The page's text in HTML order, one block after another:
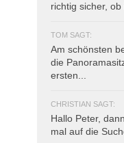
richtig sicher, ob
TOM SAGT:
Am schönsten
die
ersten...
CHRISTIAN SAGT:
Hallo Peter,
mal auf die